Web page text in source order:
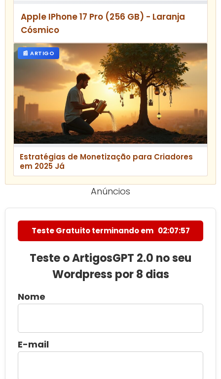
Apple IPhone 17 Pro (256 GB) - Laranja
Cósmico
📰 ARTIGO
Estratégias de Monetização para Criadores
em 2025 Já
Anúncios
Teste Gratuito terminando em 02:07:55
Teste o ArtigosGPT 2.0 no seu
Wordpress por 8 dias
Nome
E-mail